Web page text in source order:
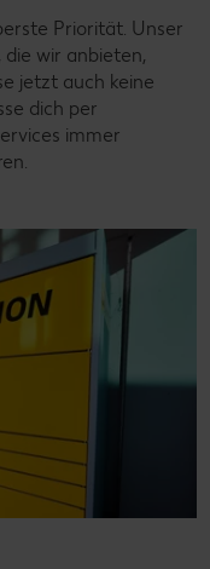
Priorität. Unser
die wir anbieten,
jetzt auch keine
dich per
immer